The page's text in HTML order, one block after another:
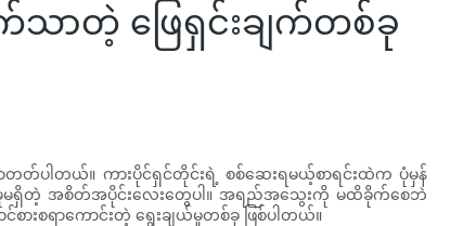
တဲ့ ဖြေရှင်းချက်တစ်ခု
တတ်ပါတယ်။ ကားပိုင်ရှင်တိုင်းရဲ့ စစ်ဆေးရမယ့်စာရင်းထဲက ပုံမှန်
င်မှုမရှိတဲ့ အစိတ်အပိုင်းလေးတွေပါ။ အရည်အသွေးကို မထိခိုက်စေဘဲ
စရာကောင်းတဲ့ ရွေးချယ်မှုတစ်ခု ဖြစ်ပါတယ်။